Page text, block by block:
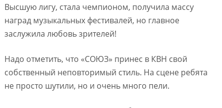
Высшую лигу, стала чемпионом, получила массу
наград музыкальных фестивалей, но главное
заслужила любовь зрителей!
Надо отметить, что «СОЮЗ» принес в КВН свой
собственный неповторимый стиль. На сцене ребята
не просто шутили, но и очень много пели.